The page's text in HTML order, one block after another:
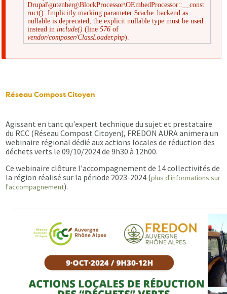
Message
d'erreur
Drupal\gutenberg\BlockProcessor\OEmbedProcessor::__const
ruct(): Implicitly marking parameter $cache_backend as
nullable is deprecated, the explicit nullable type must be used
instead in include() (line576 of
vendor/composer/ClassLoader.php).
Réseau Compost Citoyen
Agissant en tant qu'expert technique du sujet et prestataire
du RCC (Réseau Compost Citoyen), FREDON AURA animera un
webinaire régional dédié aux actions locales de réduction des
déchets verts le 09/10/2024 de 9h30 à 12h00.
Ce webinaire clôture l'accompagnement de 14 collectivités de
la région réalisé sur la période 2023-2024 (plus d'informations sur
l'accompagnement).